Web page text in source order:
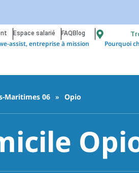
Espace salarié FAQ Blog
assist, entreprise à mission Pourquoi
Maritimes 06 » Opio